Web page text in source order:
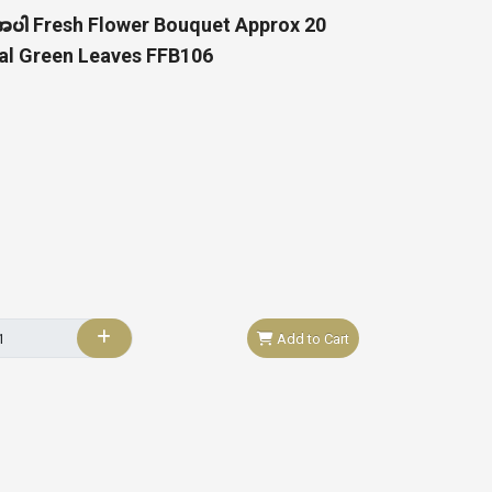
Fresh Flower Bouquet Approx 20
Green Leaves FFB106
Add to Cart